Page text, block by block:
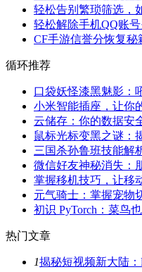
轻松告别繁琐筛选，
轻松解除手机QQ账
CF手游信誉分恢复秘
循环推荐
口袋妖怪漆黑魅影：
小米智能插座，让你
云储存：你的数据安
鼠标光标变黑之谜：
三国杀孙鲁班技能解
微信好友神秘消失：
掌握移机技巧，让移
元气骑士：掌握宠物
初识 PyTorch：菜鸟
热门文章
1揭秘短视频新大陆